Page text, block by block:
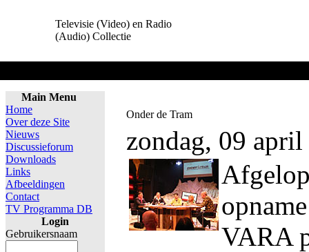
Televisie (Video) en Radio
(Audio) Collectie
Main Menu
Home
Over deze Site
Nieuws
Discussieforum
Downloads
Links
Afbeeldingen
Contact
TV Programma DB
Login
Gebruikersnaam
Onder de Tram
zondag, 09
VARA